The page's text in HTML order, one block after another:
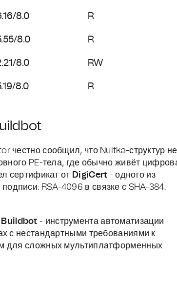
8.0 R
8.0 R
8.0 RW
8.0 R
честно сообщил, что Nuitka-структур не
PE-тела, где обычно живёт
сертификат от DigiCert - одного из
RSA-4096 в связке с SHA-384.
Buildbot - инструмента автоматизации
с нестандартными требованиями к
для сложных мультиплатформенных